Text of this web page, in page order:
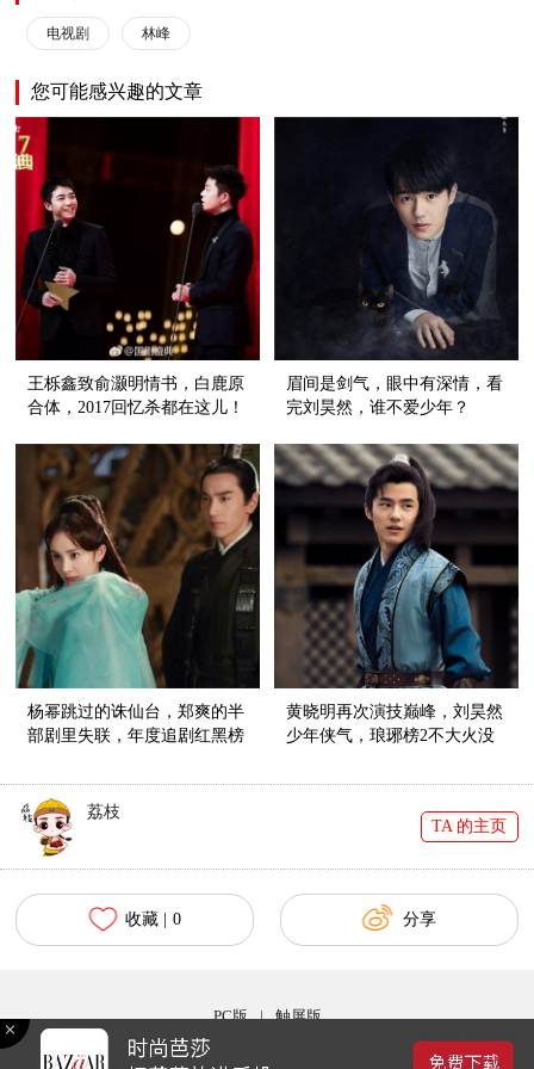
电视剧 林峰
您可能感兴趣的文章
王栎鑫致俞灏明情书，白鹿原
合体，2017回忆杀都在这儿！
眉间是剑气，眼中有深情，看
完刘昊然，谁不爱少年？
杨幂跳过的诛仙台，郑爽的半
部剧里失联，年度追剧红黑榜
黄晓明再次演技巅峰，刘昊然
少年侠气，琅琊榜2不大火没
荔枝
TA 的主页
收藏 | 0 分享
PC版 | 触屏版
Copyright © 2017 bazaar.com.cn 北京时尚在线网络服务有限公司 京ICP备030044号